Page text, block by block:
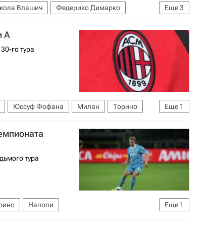
Еще3
Влашич
Федерико Димарко
Италии по футболу)
А
го тура
Еще 1
Юссуф Фофана Милан
Торино
тура
Еще 1
Наполи